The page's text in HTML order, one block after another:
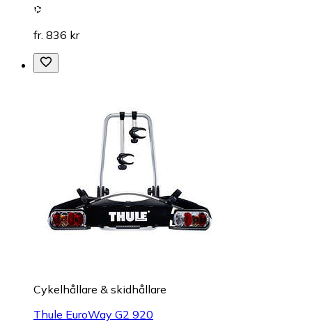
fr. 836 kr
Cykelhållare & skidhållare
Thule EuroWay G2 920